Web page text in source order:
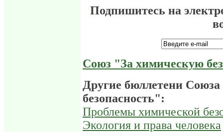
Подпишитесь на
Союз "За химическую
Другие бюллетени
безопасность":
Проблемы химической
Экология и права человека